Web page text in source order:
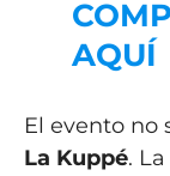
AQUÍ
El evento no
La Kuppé.